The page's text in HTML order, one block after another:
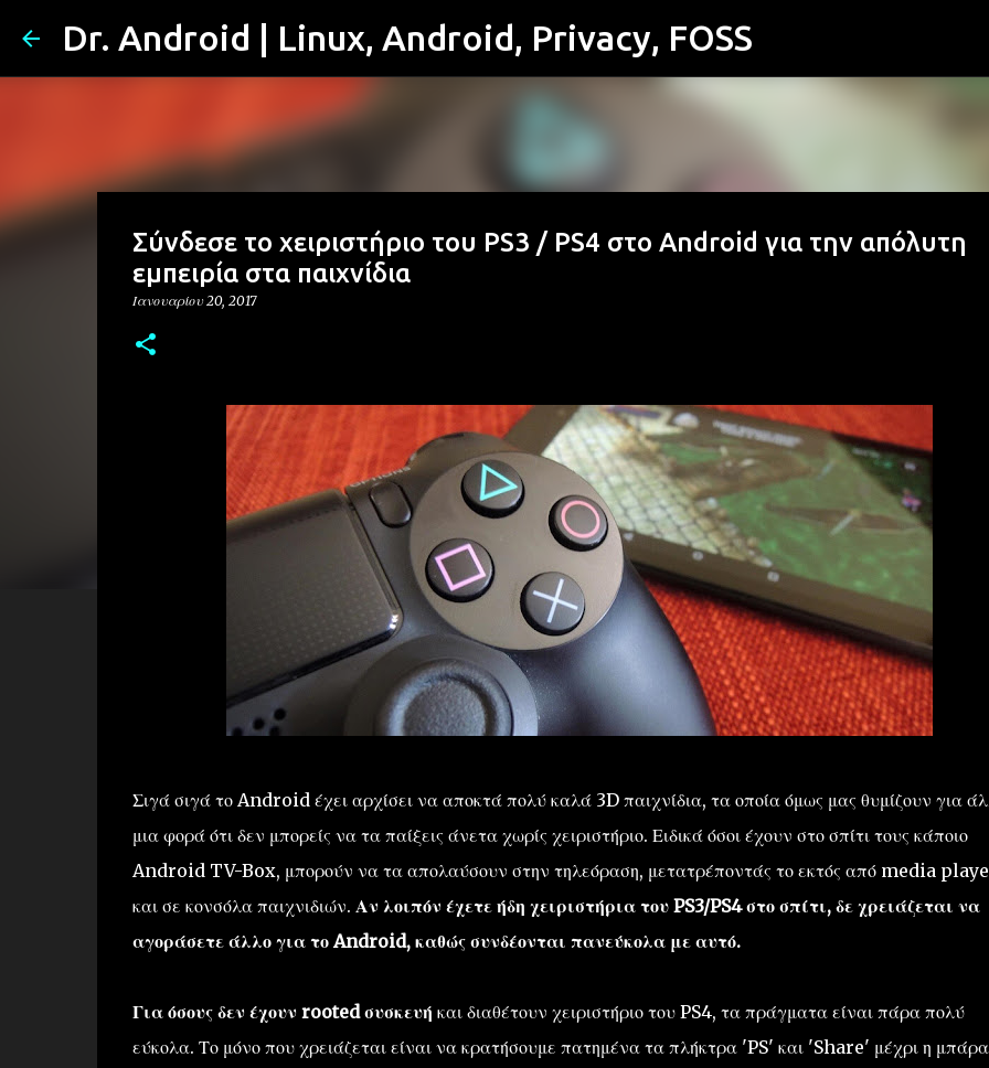
Μετάβαση στο κύριο περιεχόμενο
Dr. Android | Linux, Android, Privacy, FOSS
Σύνδεσε το χειριστήριο του PS3 / PS4 στο Android για την απόλυτη
εμπειρία στα παιχνίδια
Ιανουαρίου 20, 2017
Σιγά σιγά το Android έχει αρχίσει να αποκτά πολύ καλά 3D παιχνίδια, τα οποία όμως μας θυμίζουν για
μια φορά ότι δεν μπορείς να τα παίξεις άνετα χωρίς χειριστήριο. Ειδικά όσοι έχουν στο σπίτι τους κάποιο
Android TV-Box, μπορούν να τα απολαύσουν στην τηλεόραση, μετατρέποντάς το εκτός από media
και σε κονσόλα παιχνιδιών. Αν λοιπόν έχετε ήδη χειριστήρια του PS3/PS4 στο σπίτι, δε χρειάζεται να
αγοράσετε άλλο για το Android, καθώς συνδέονται πανεύκολα με αυτό.
Για όσους δεν έχουν rooted συσκευή και διαθέτουν χειριστήριο του PS4, τα πράγματα είναι πάρα πολύ
εύκολα. Το μόνο που χρειάζεται είναι να κρατήσουμε πατημένα τα πλήκτρα 'PS' και 'Share' μέχρι η μπάρα